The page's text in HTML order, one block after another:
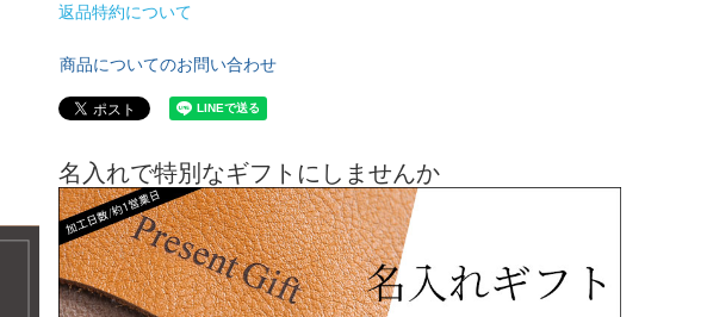
返品特約について
商品についてのお問い合わせ
名入れで特別なギフトにしませんか